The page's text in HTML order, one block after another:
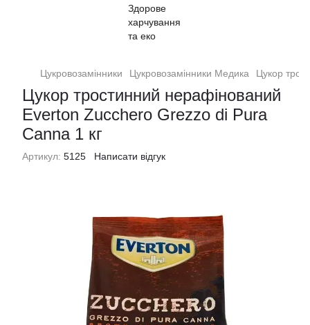
Цукровозамінники Цукровозамінники Медика Цукор
Цукор тростинний нерафінований
Everton Zucchero Grezzo di Pura
Canna 1 кг
Артикул: 5125 Написати відгук